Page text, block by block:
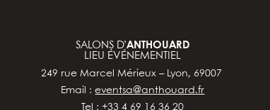
SALONS D’ANTHOUARD
LIEU ÉVÉNEMENTIEL
249 rue Marcel Mérieux – Lyon, 69007
Email :eventsa@anthouard.fr
Tel : +33 4 69 16 36 20